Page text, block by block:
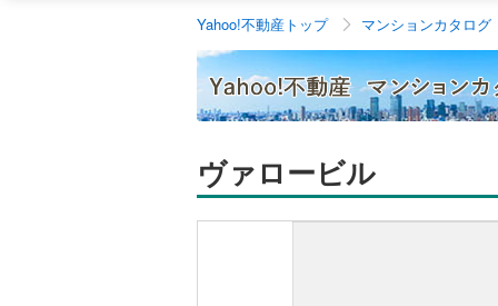
Yahoo!不動産トップ マンションカタログ
ヴァロービル